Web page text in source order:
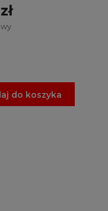
do koszyka